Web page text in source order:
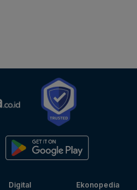
Digital
Ekonopedia